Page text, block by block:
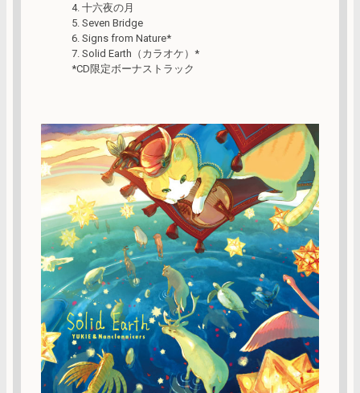
4. 十六夜の月
5. Seven Bridge
6. Signs from Nature*
7. Solid Earth（カラオケ）*
*CD限定ボーナストラック